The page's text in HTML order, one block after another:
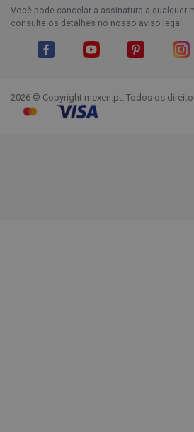
Você pode cancelar a assinatura a qualquer
consulte os detalhes no nosso aviso legal.
2026 © Copyright mexen.pt. Todos os